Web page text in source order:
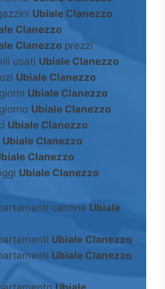
Ubiale Clanezzo
Clanezzo
Clanezzo prezzi
usati Ubiale Clanezzo
Ubiale Clanezzo
Ubiale Clanezzo
Ubiale Clanezzo
Ubiale Clanezzo
Ubiale Clanezzo
Clanezzo
Ubiale Clanezzo
cantine Ubiale
Ubiale Clanezzo
Ubiale Clanezzo